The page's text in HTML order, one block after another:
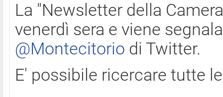
La "Newsletter della
venerdì sera e viene
@Montecitorio di Twitter.
E' possibile ricercare tutte